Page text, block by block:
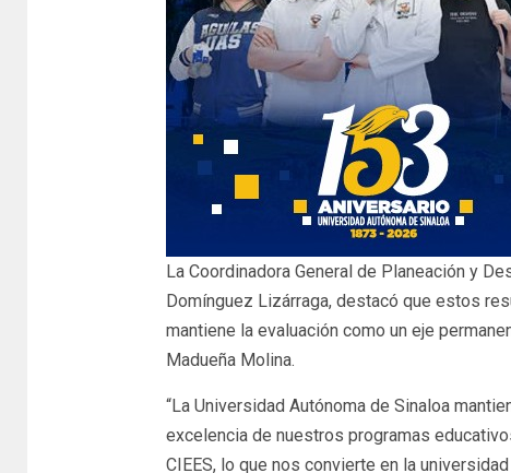
La Coordinadora General de Planeación y
Domínguez Lizárraga, destacó que estos
mantiene la evaluación como un eje
Madueña Molina.
“La Universidad Autónoma de Sinaloa
excelencia de nuestros programas
CIEES, lo que nos convierte en la